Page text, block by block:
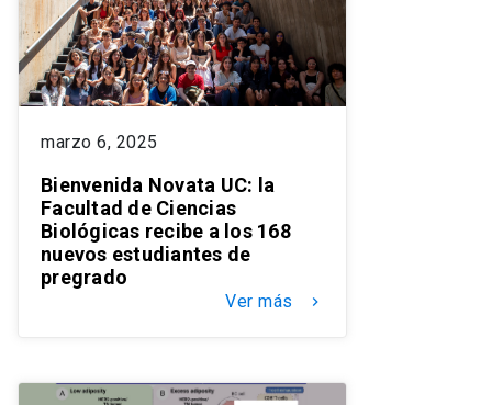
marzo 6, 2025
Bienvenida Novata UC: la
Facultad de Ciencias
Biológicas recibe a los 168
nuevos estudiantes de
pregrado
Ver más keyboard_arrow_right